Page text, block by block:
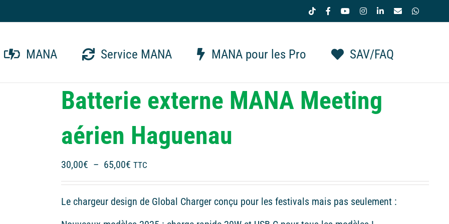
Tiktok FacebookYouTubeInstagramLinkedIn
Email
MANA Service MANA MANA pour les Pro SAV/FAQ
Batterie externe MANA Meeting
aérien Haguenau
30,00€ – 65,00€ Plage
30,00€
TTC
Le chargeur design de Global Charger conçu pour les festivals mais pas seulement :